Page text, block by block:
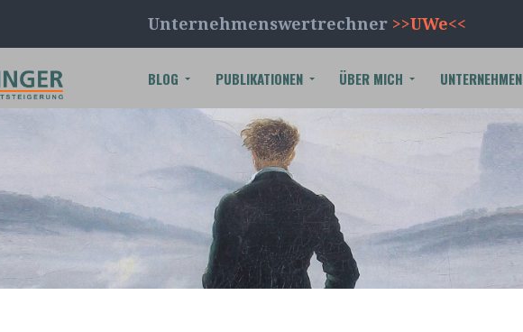
Unternehmenswertrechner >>UWe<<
BLOG PUBLIKATIONEN ÜBER MICH UNTERNEHMEN